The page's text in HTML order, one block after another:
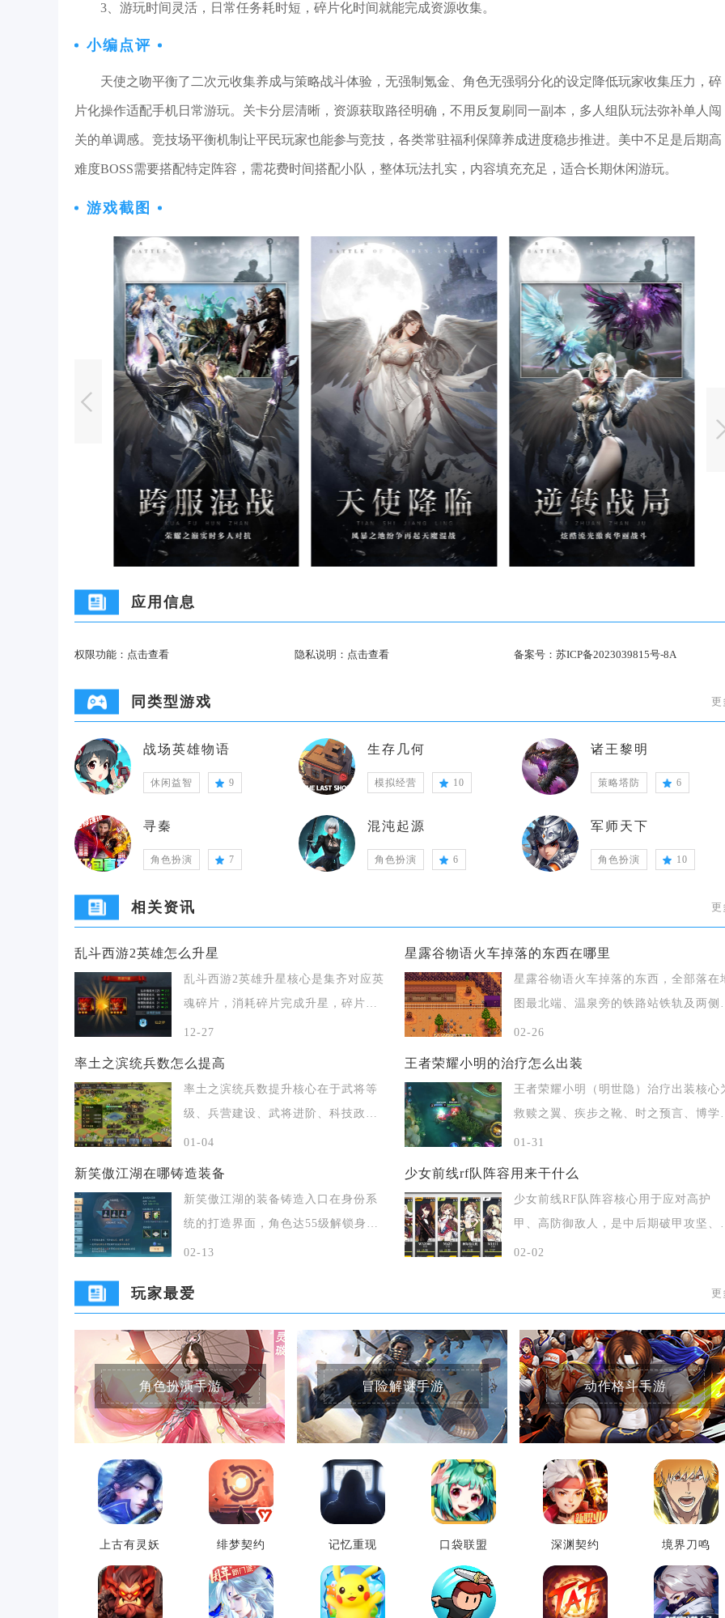
3、游玩时间灵活，日常任务耗时短，碎片化时间就能完成资源收集。
小编点评
天使之吻平衡了二次元收集养成与策略战斗体验，无强制氪金、角色无强弱分化的设定降低玩家收集压力，碎
片化操作适配手机日常游玩。关卡分层清晰，资源获取路径明确，不用反复刷同一副本，多人组队玩法弥补单人闯
关的单调感。竞技场平衡机制让平民玩家也能参与竞技，各类常驻福利保障养成进度稳步推进。美中不足是后期高
难度BOSS需要搭配特定阵容，需花费时间搭配小队，整体玩法扎实，内容填充充足，适合长期休闲游玩。
游戏截图
应用信息
权限功能： 点击查看 隐私说明： 点击查看 备案号：苏ICP备2023039815号-8A
同类型游戏 更
战场英雄物语
休闲益智 9
生存几何
模拟经营 10
诸王黎明
策略塔防 6
寻秦
角色扮演 7
混沌起源
角色扮演 6
军师天下
角色扮演 10
相关资讯 更
乱斗西游2英雄怎么升星
乱斗西游2英雄升星核心是集齐对应英
魂碎片，消耗碎片完成升星，碎片主
要通过祈愿、寻
12-27
星露谷物语火车掉落的东西在哪里
星露谷物语火车掉落的东西，全部落在
图最北端、温泉旁的铁路站铁轨及两侧
面，需地
02-26
率土之滨统兵数怎么提高
率土之滨统兵数提升核心在于武将等
级、兵营建设、武将进阶、科技政令
及内政战法五大维
01-04
王者荣耀小明的治疗怎么出装
王者荣耀小明（明世隐）治疗出装核心
救赎之翼、疾步之靴、时之预言、博学
之怒、魔
01-31
新笑傲江湖在哪铸造装备
新笑傲江湖的装备铸造入口在身份系
统的打造界面，角色达55级解锁身份
玩法、70级开
02-13
少女前线rf队阵容用来干什么
少女前线RF队阵容核心用于应对高护
甲、高防御敌人，是中后期破甲攻坚、
BOSS战主
02-02
玩家最爱 更
角色扮演手游
上古有灵妖 绯梦契约
冒险解谜手游
记忆重现 口袋联盟
动作格斗手游
深渊契约 境界刀鸣